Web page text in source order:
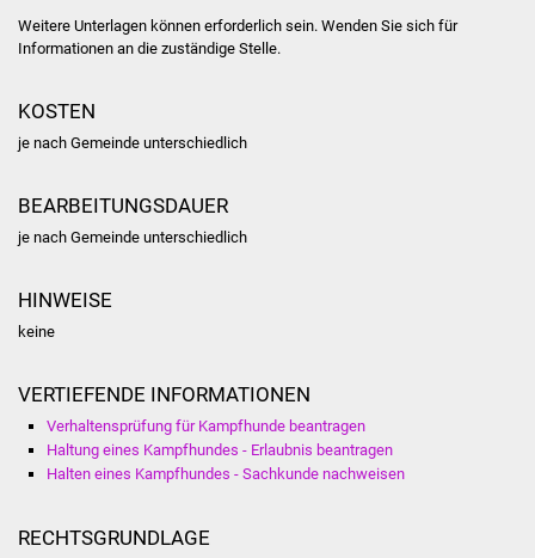
Abfall und Entsorgung
Weitere Unterlagen können erforderlich sein. Wenden Sie sich für
Informationen an die zuständige Stelle.
KOSTEN
je nach Gemeinde unterschiedlich
BEARBEITUNGSDAUER
je nach Gemeinde unterschiedlich
HINWEISE
keine
VERTIEFENDE INFORMATIONEN
Verhaltensprüfung für Kampfhunde beantragen
Haltung eines Kampfhundes - Erlaubnis beantragen
Halten eines Kampfhundes - Sachkunde nachweisen
RECHTSGRUNDLAGE